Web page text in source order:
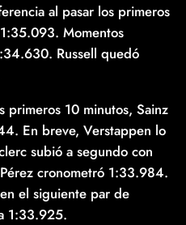
al pasar los primeros
Momentos
Russell quedó
primeros 10 minutos, Sainz
En breve, Verstappen lo
subió a segundo con
cronometró 1:33.984.
el siguiente par de
1:33.925.